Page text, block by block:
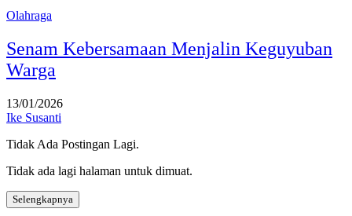
Olahraga
Senam Kebersamaan Menjalin Keguyuban
Warga
13/01/2026
Ike Susanti
Tidak Ada Postingan Lagi.
Tidak ada lagi halaman untuk dimuat.
Selengkapnya